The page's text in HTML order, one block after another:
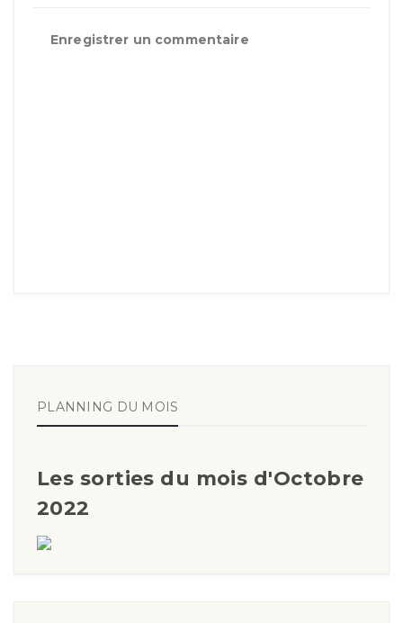
Enregistrer un commentaire
PLANNING DU MOIS
Les sorties du mois d'Octobre
2022